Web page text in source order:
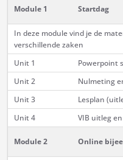
Module 1 Startdag
In deze module vind je de
verschillende zaken
Unit 1
Powerpoint
Unit 2
Nulmeting
Unit 3
Lesplan
Unit 4
VIB uitleg
Module 2 Online